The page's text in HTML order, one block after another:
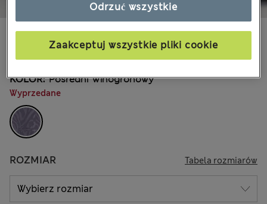
zł130,00
KOLOR: Pośredni Winogronowy
Wyprzedane
ROZMIAR Tabela rozmiarów
Odrzuć wszystkie
Zaakceptuj wszystkie pliki cookie